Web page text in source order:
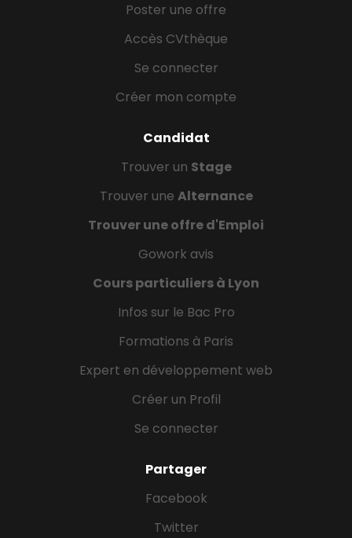
Poster une offre
Accès CVthèque
Se connecter
Créer mon compte
Candidat
Trouver un Stage
Trouver une Alternance
Trouver une offre d'Emploi
Gowork avis
Cours particuliers à Lyon
Infos sur le Bac Pro
Formations à Paris
Expert en développement web
Créer un Profil
Se connecter
Partager
Facebook
Twitter